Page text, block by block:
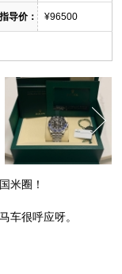
导价： ¥96500
米圈！
车很呼应呀。